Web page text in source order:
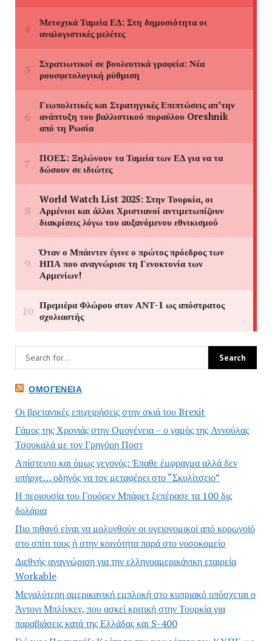
ΟΜΟΓΈΝΕΙΑ
Οι βρετανικές επιχειρήσεις στην σκιά του Brexit
Γάμος της Χρονιάς στην Ομογένεια – ο γαμός της Αννούλας
Τσουκαλά με τον Γρηγόρη Ποστ
Απίστευτο και όμως γεγονός: Έπαθε έμφραγμα αλλά δεν
υπήρχε… οδηγός να τον μεταφέρει στο “Σκυλίτσειο”
Η περιουσία του Γουόρεν Μπάφετ ξεπέρασε τα 100 δις
δολάρια
Πιο πιθανό είναι να μολυνθούν οι υγειονομικοί από κορωνοϊό
στο σπίτι τους ή στην κοινότητα παρά στο νοσοκομείο
Διεθνής αναγνώριση για την ελληνοαμερικάνικη εταιρεία
Workable
Μεγαλύτερη αμερικανική εμπλοκή στο κυπριακό υπόσχεται ο
Άντονι Μπλίνκεν, που ασκεί κριτική στην Τουρκία για
παραβιάσεις κατά της Ελλάδας και S-400